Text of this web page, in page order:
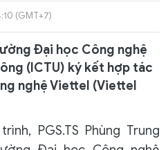
(GMT+7)
Đại học Công nghệ
(ICTU) ký kết hợp tác
nghệ Viettel (Viettel
PGS.TS Phùng Trung